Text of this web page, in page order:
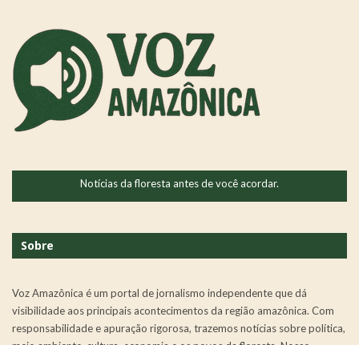
Notícias da floresta antes de você acordar.
Sobre
Voz Amazônica é um portal de jornalismo independente que dá
visibilidade aos principais acontecimentos da região amazônica. Com
responsabilidade e apuração rigorosa, trazemos notícias sobre política,